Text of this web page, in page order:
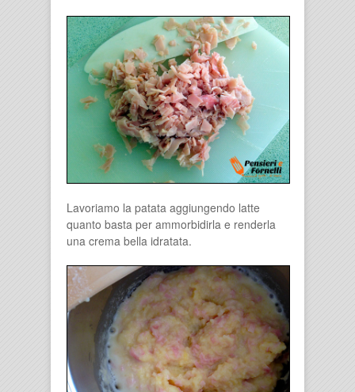
Lavoriamo la patata aggiungendo latte
quanto basta per ammorbidirla e renderla
una crema bella idratata.